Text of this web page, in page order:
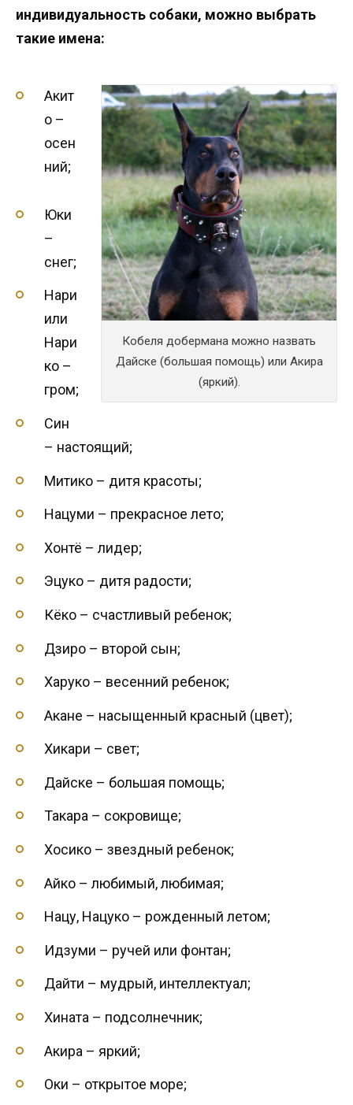
индивидуальность собаки, можно выбрать
такие имена:
Кобеля добермана можно назвать
Дайске (большая помощь) или Акира
(яркий).
Акит
о –
осен
ний;
Юки
–
снег;
Нари
или
Нари
ко –
гром;
Син
– настоящий;
Митико – дитя красоты;
Нацуми – прекрасное лето;
Хонтё – лидер;
Эцуко – дитя радости;
Кёко – счастливый ребенок;
Дзиро – второй сын;
Харуко – весенний ребенок;
Акане – насыщенный красный (цвет);
Хикари – свет;
Дайске – большая помощь;
Такара – сокровище;
Хосико – звездный ребенок;
Айко – любимый, любимая;
Нацу, Нацуко – рожденный летом;
Идзуми – ручей или фонтан;
Дайти – мудрый, интеллектуал;
Хината – подсолнечник;
Акира – яркий;
Оки – открытое море;